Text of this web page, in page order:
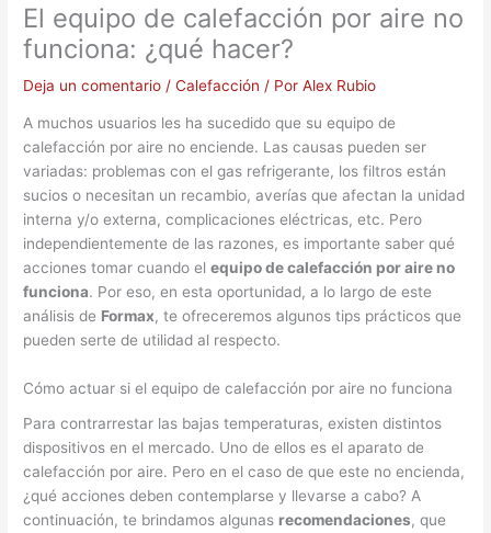
El equipo de calefacción por aire no
funciona: ¿qué hacer?
Deja un comentario /Calefacción / PorAlex Rubio
A muchos usuarios les ha sucedido que su equipo de
calefacción por aire no enciende. Las causas pueden ser
variadas: problemas con el gas refrigerante, los filtros están
sucios o necesitan un recambio, averías que afectan la unidad
interna y/o externa, complicaciones eléctricas, etc. Pero
independientemente de las razones, es importante saber qué
acciones tomar cuando elequipo de calefacción por aire no
funciona. Por eso, en esta oportunidad, a lo largo de este
análisis de Formax, te ofreceremos algunos tips prácticos que
pueden serte de utilidad al respecto.
Cómo actuar si el equipo de calefacción por aire no funciona
Para contrarrestar las bajas temperaturas, existen distintos
dispositivos en el mercado. Uno de ellos es el aparato de
calefacción por aire. Pero en el caso de que este no encienda,
¿qué acciones deben contemplarse y llevarse a cabo? A
continuación, te brindamos algunas recomendaciones, que